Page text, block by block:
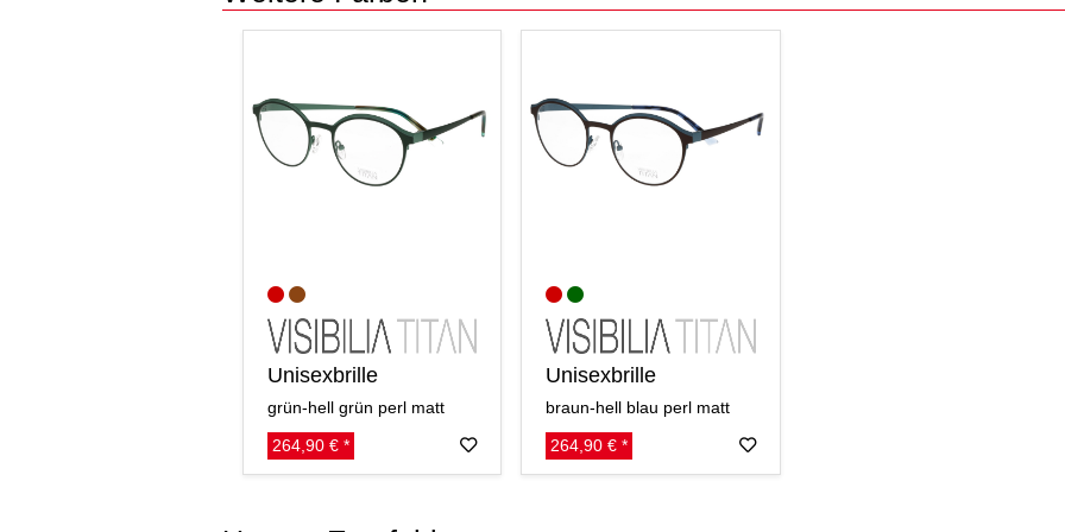
Unisexbrille
grün-hell grün perl matt
264,90 € *
Unisexbrille
braun-hell blau perl matt
264,90 € *